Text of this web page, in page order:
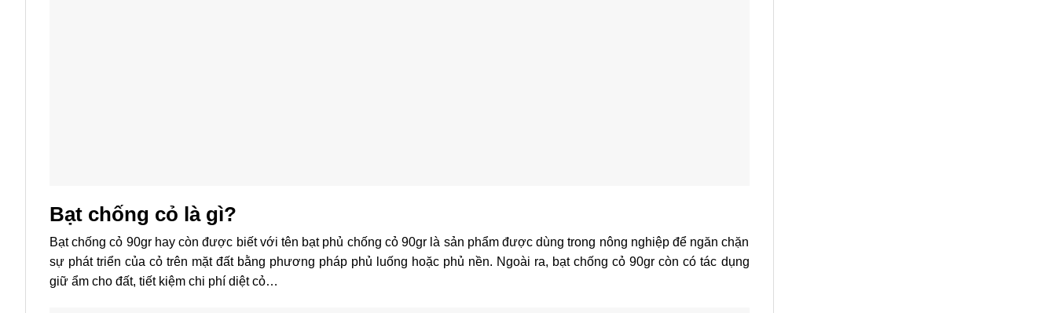
Bạt chống cỏ là gì?
Bạt chống cỏ 90gr hay còn được biết với tên bạt phủ chống cỏ 90gr là sản phẩm được dùng trong nông nghiệp để ngăn chặn
sự phát triển của cỏ trên mặt đất bằng phương pháp phủ luống hoặc phủ nền. Ngoài ra, bạt chống cỏ 90gr còn có tác dụng
giữ ẩm cho đất, tiết kiệm chi phí diệt cỏ…